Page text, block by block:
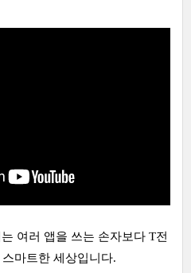
여러 앱을 쓰는 손자보다 T전
마트한 세상입니다.